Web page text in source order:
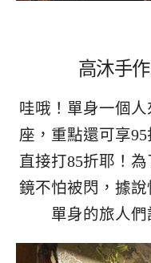
高沐手
哇哦！單身一個
座，重點還可享
直接打85折耶！
鏡不怕被閃，據說
單身的旅人們